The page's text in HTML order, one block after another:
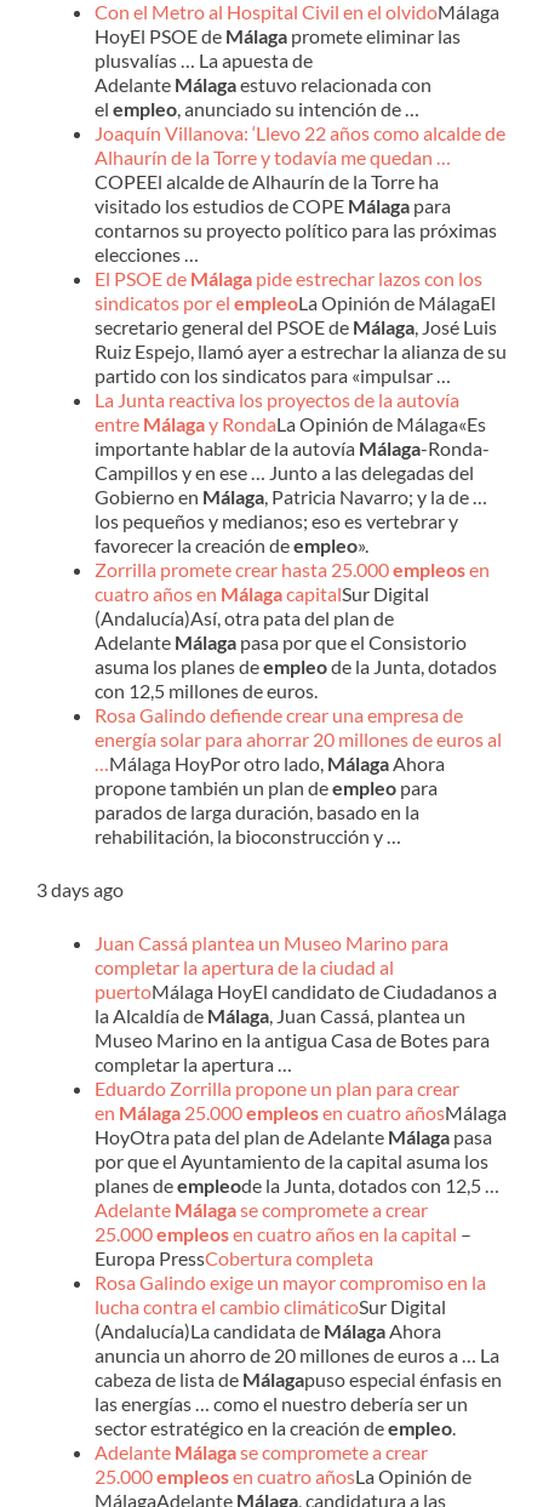
Con el Metro al Hospital Civil en el olvidoMálaga
HoyEl PSOE de Málaga promete eliminar las
plusvalías … La apuesta de
Adelante Málagaestuvo relacionada con
el empleo, anunciado su intención de …
Joaquín Villanova: ‘Llevo 22 años como alcalde de
Alhaurín de la Torre y todavía me quedan …
COPEEl alcalde de Alhaurín de la Torre ha
visitado los estudios de COPE Málaga para
contarnos su proyecto político para las próximas
elecciones …
El PSOE de Málaga pide estrechar lazos con los
sindicatos por el empleoLa Opinión de MálagaEl
secretario general del PSOE de Málaga, José Luis
Ruiz Espejo, llamó ayer a estrechar la alianza de su
partido con los sindicatos para «impulsar …
La Junta reactiva los proyectos de la autovía
entre Málagay RondaLa Opinión de Málaga«Es
importante hablar de la autovía Málaga-Ronda-
Campillos y en ese … Junto a las delegadas del
Gobierno en Málaga, Patricia Navarro; y la de …
los pequeños y medianos; eso es vertebrar y
favorecer la creación deempleo».
Zorrilla promete crear hasta 25.000empleosen
cuatro años en MálagacapitalSur Digital
(Andalucía)Así, otra pata del plan de
Adelante Málaga pasa por que el Consistorio
asuma los planes deempleode la Junta, dotados
con 12,5 millones de euros.
Rosa Galindo defiende crear una empresa de
energía solar para ahorrar 20 millones de euros al
…Málaga HoyPor otro lado, MálagaAhora
propone también un plan deempleo para
parados de larga duración, basado en la
rehabilitación, la bioconstrucción y …
3 days ago
Juan Cassá plantea un Museo Marino para
completar la apertura de la ciudad al
puertoMálaga HoyEl candidato de Ciudadanos a
la Alcaldía de Málaga, Juan Cassá, plantea un
Museo Marino en la antigua Casa de Botes para
completar la apertura …
Eduardo Zorrilla propone un plan para crear
en Málaga 25.000empleosen cuatro añosMálaga
HoyOtra pata del plan de Adelante Málaga pasa
por que el Ayuntamiento de la capital asuma los
planes deempleode la Junta, dotados con 12,5 …
Adelante Málagase compromete a crear
25.000empleosen cuatro años en la capital –
Europa PressCobertura completa
Rosa Galindo exige un mayor compromiso en la
lucha contra el cambio climáticoSur Digital
(Andalucía)La candidata de MálagaAhora
anuncia un ahorro de 20 millones de euros a … La
cabeza de lista de Málagapuso especial énfasis en
las energías … como el nuestro debería ser un
sector estratégico en la creación deempleo.
Adelante Málagase compromete a crear
25.000empleosen cuatro añosLa Opinión de
MálagaAdelante Málaga, candidatura a las